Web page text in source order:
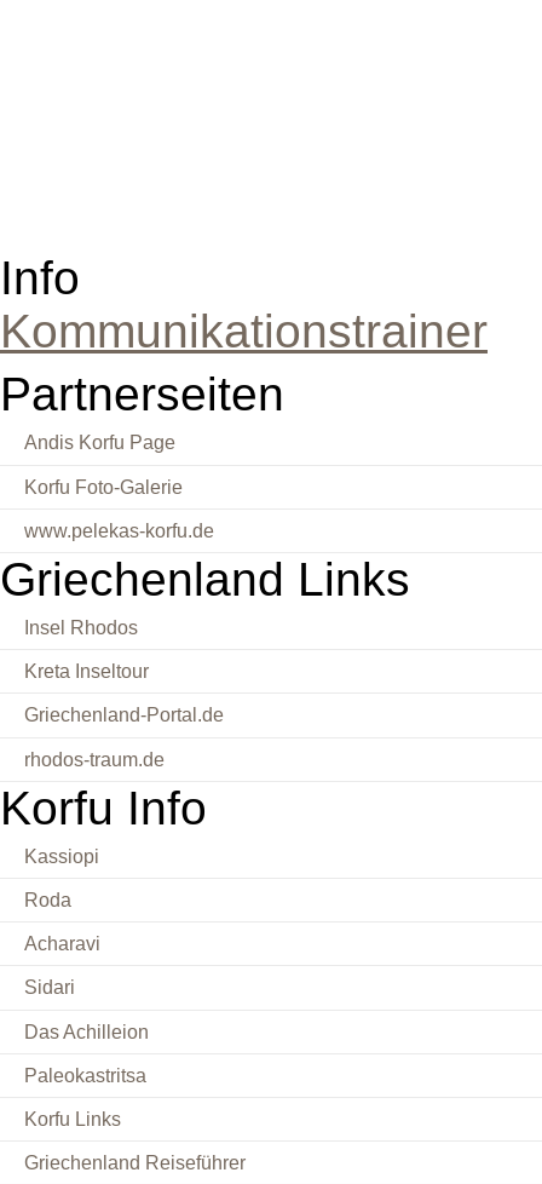
Info
Kommunikationstrainer
Partnerseiten
Andis Korfu Page
Korfu Foto-Galerie
www.pelekas-korfu.de
Griechenland Links
Insel Rhodos
Kreta Inseltour
Griechenland-Portal.de
rhodos-traum.de
Korfu Info
Kassiopi
Roda
Acharavi
Sidari
Das Achilleion
Paleokastritsa
Korfu Links
Griechenland Reiseführer